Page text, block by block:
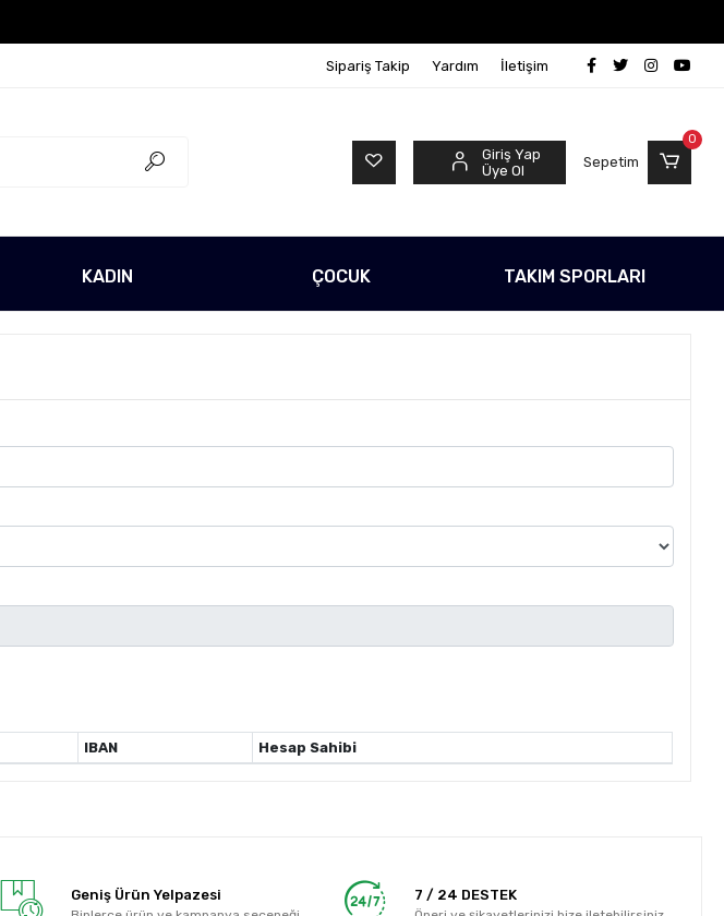
Sipariş Takip Yardım İletişim
Giriş Yap
Üye Ol
Sepetim
0
KADIN ÇOCUK TAKIM SPORLARI
IBAN Hesap Sahibi
Geniş Ürün Yelpazesi 7 / 24 DESTEK